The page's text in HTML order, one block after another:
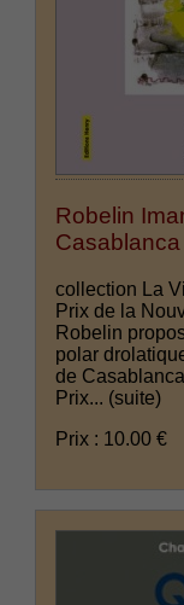
Robelin
Casablanca
collection La
Prix de la
Robelin
polar
de
Prix... (suite)
Prix : 10.00 €